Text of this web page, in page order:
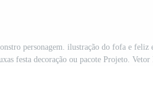
personagem. ilustração do fofa e feliz
festa decoração ou pacote Projeto. Vetor